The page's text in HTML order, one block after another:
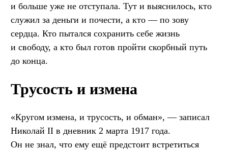
и больше уже не отступала. Тут и выяснилось, кто
служил за деньги и почести, а кто — по зову
сердца. Кто пытался сохранить себе жизнь
и свободу, а кто был готов пройти скорбный путь
до конца.
Трусость и измена
«Кругом измена, и трусость, и обман», — записал
Николай II в дневник 2 марта 1917 года.
Он не знал, что ему ещё предстоит встретиться